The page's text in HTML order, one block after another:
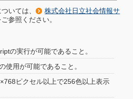
いては、
株式会社日立社会情報サ
参照ください。
の実行が可能であること。
使用が可能であること。
ピクセル以上で256色以上表示